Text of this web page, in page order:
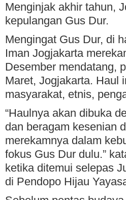
Menginjak akhir tahun,
kepulangan Gus Dur.
Mengingat Gus Dur, di
Iman Jogjakarta
Desember mendatang,
Maret, Jogjakarta. Haul
masyarakat, etnis,
“Haulnya akan dibuka
dan beragam kesenian
merekamnya dalam
fokus Gus Dur dulu.”
ketika ditemui selepas
di Pendopo Hijau